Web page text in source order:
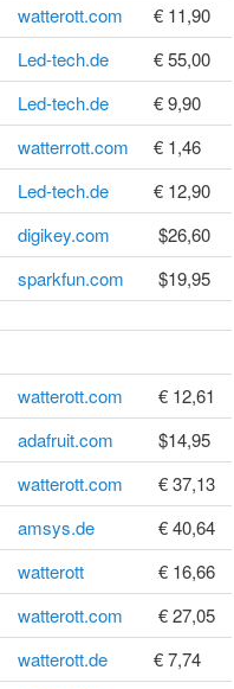
watterott.com
€ 11,90
Led-tech.de
€ 55,00
Led-tech.de
€ 9,90
watterrott.com
€ 1,46
Led-tech.de
€ 12,90
digikey.com
$26,60
sparkfun.com $19,95
watterott.com
€ 12,61
adafruit.com
$14,95
watterott.com
€ 37,13
amsys.de
€ 40,64
watterott
€ 16,66
watterott.com
€ 27,05
watterott.de
€ 7,74